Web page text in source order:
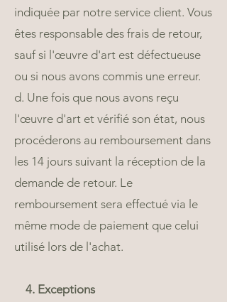
indiquée par notre service client. Vous
êtes responsable des frais de retour,
sauf si l'œuvre d'art est défectueuse
ou si nous avons commis une erreur.
d. Une fois que nous avons reçu
l'œuvre d'art et vérifié son état, nous
procéderons au remboursement dans
les 14 jours suivant la réception de la
demande de retour. Le
remboursement sera effectué via le
même mode de paiement que celui
utilisé lors de l'achat.
4. Exceptions